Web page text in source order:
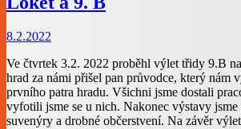
8.2.2022
Ve čtvrtek 3.2. 2022 proběhl výlet třidy 9.B
hrad za námi přišel pan průvodce, který nám
prvního patra hradu. Všichni jsme dostali
vyfotili jsme se u nich. Nakonec výstavy
suvenýry a drobné občerstvení. Na závěr